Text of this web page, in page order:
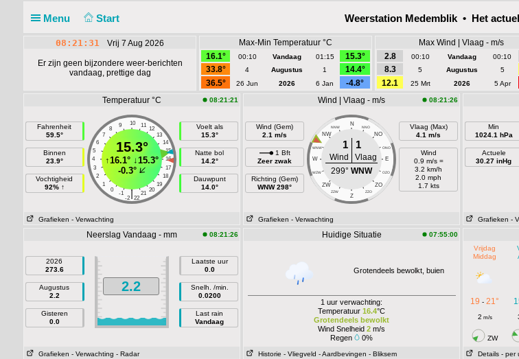
Menu Start Weerstation Medemblik • Het
08:21:31 Vrij 7 Aug 2026
Er zijn geen bijzondere weer-berichten
vandaag, prettige dag
Max-Min Temperatuur °C
16.1°
00:10 Vandaag 01:15
15.3°
33.8°
4 Augustus 1
14.4°
36.5°
26 Jun 2026 6 Jan -4.8°
Max Wind | Vlaag - m/s
2.8
00:10 Vandaag 00:10
8.3
5 Augustus 5
12.1
25 Mrt 2026 5 Apr
Temperatuur °C 08:21:21
Fahrenheit
59.5°
Binnen
23.9°
Vochtigheid
92% ↑
10
9 11
8
12
7
13
6
14
5
15
4
16
3
17
2
18
1
19
0
20
-1 21
|
-2 22
15.3°
↑16.1° ↓15.3°
-0.3°
Voelt als
15.3°
Natte bol
14.2°
Dauwpunt
14.0°
Grafieken - Verwachting
Wind | Vlaag - m/s 08:21:26
Wind (Gem)
2.1 m/s
1 Bft
Zeer zwak
Richting (Gem)
WNW 298°
N
NNW NNO
NW NO
WNW ONO
W E
WZW OZO
ZW ZO
ZZW ZZO
Z
1 1
Wind
Vlaag
299° WNW
Vlaag (Max)
4.1 m/s
Wind
0.9 m/s =
3.2 km/h
2.0 mph
1.7 kts
Grafieken - Verwachting
Min
1024.1 hPa
Actuele
30.27 inHg
Grafieken -
Neerslag Vandaag - mm 08:21:26
2026
273.6
Augustus
2.2
Gisteren
0.0
2.2
Laatste uur
0.0
Snelh. /min.
0.0200
Last rain
Vandaag
Grafieken - Verwachting - Radar
Huidige Situatie 07:55:00
Grotendeels bewolkt, buien
1 uur verwachting:
Temperatuur 16.4°C
Grotendeels bewolkt
Wind Snelheid 2 m/s
Regen
0%
Historie - Vliegveld - Aardbevingen - Bliksem
Vrijdag
Middag
19 - 21°
2 m/s
ZW
Details - per